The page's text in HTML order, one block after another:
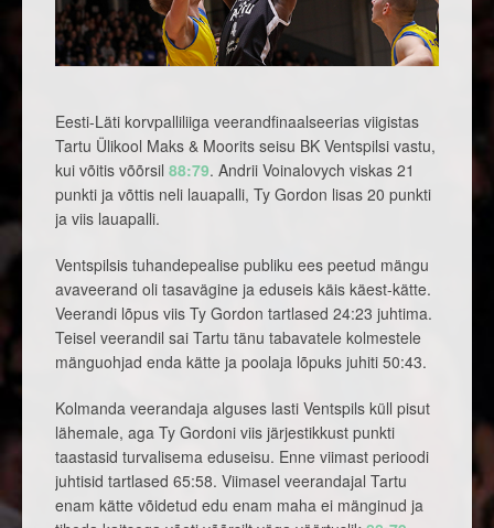
Eesti-Läti korvpalliliiga veerandfinaalseerias viigistas
Tartu Ülikool Maks & Moorits seisu BK Ventspilsi vastu,
kui võitis võõrsil 88:79. Andrii Voinalovych viskas 21
punkti ja võttis neli lauapalli, Ty Gordon lisas 20 punkti
ja viis lauapalli.
Ventspilsis tuhandepealise publiku ees peetud mängu
avaveerand oli tasavägine ja eduseis käis käest-kätte.
Veerandi lõpus viis Ty Gordon tartlased 24:23 juhtima.
Teisel veerandil sai Tartu tänu tabavatele kolmestele
mänguohjad enda kätte ja poolaja lõpuks juhiti 50:43.
Kolmanda veerandaja alguses lasti Ventspils küll pisut
lähemale, aga Ty Gordoni viis järjestikkust punkti
taastasid turvalisema eduseisu. Enne viimast perioodi
juhtisid tartlased 65:58. Viimasel veerandajal Tartu
enam kätte võidetud edu enam maha ei mänginud ja